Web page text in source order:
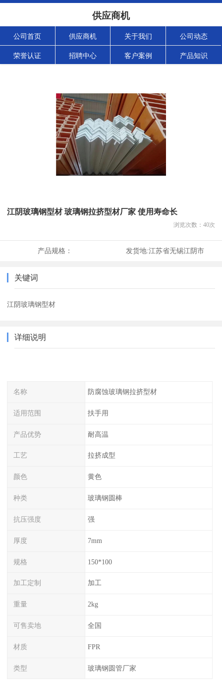
供应商机
公司首页 供应商机 关于我们 公司动态
荣誉认证 招聘中心 客户案例 产品知识
江阴玻璃钢型材 玻璃钢拉挤型材厂家 使用寿命长
浏览次数： 40次
产品规格： 发货地:江苏省无锡江阴市
关键词
江阴玻璃钢型材
详细说明
名称 防腐蚀玻璃钢拉挤型材
适用范围 扶手用
产品优势 耐高温
工艺 拉挤成型
颜色 黄色
种类 玻璃钢圆棒
抗压强度 强
厚度 7mm
规格 150*100
加工定制 加工
重量 2kg
可售卖地 全国
材质 FPR
类型 玻璃钢圆管厂家